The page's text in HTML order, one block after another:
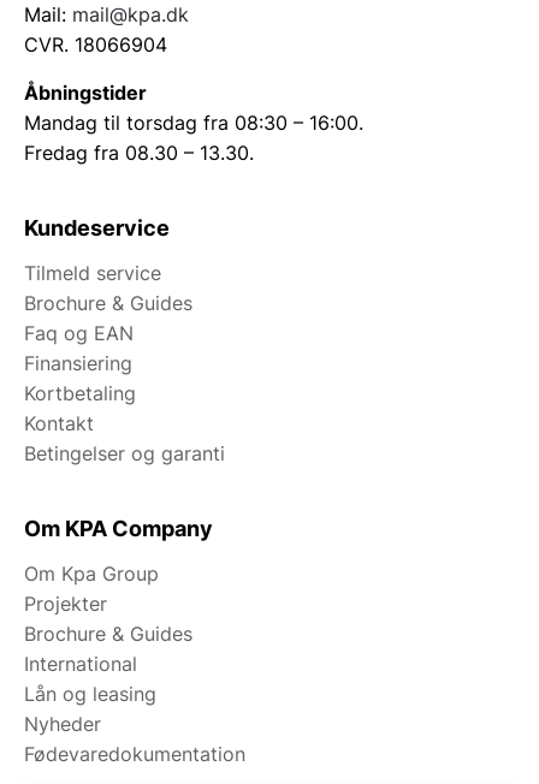
Mail: mail@kpa.dk
CVR. 18066904
Åbningstider
Mandag til torsdag fra 08:30 – 16:00.
Fredag fra 08.30 – 13.30.
Kundeservice
Tilmeld service
Brochure & Guides
Faq og EAN
Finansiering
Kortbetaling
Kontakt
Betingelser og garanti
Om KPA Company
Om Kpa Group
Projekter
Brochure & Guides
International
Lån og leasing
Nyheder
Fødevaredokumentation